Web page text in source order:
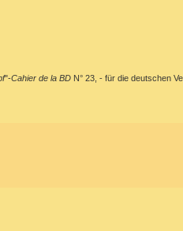
"-Cahier de la BD N° 23, - für die deutschen